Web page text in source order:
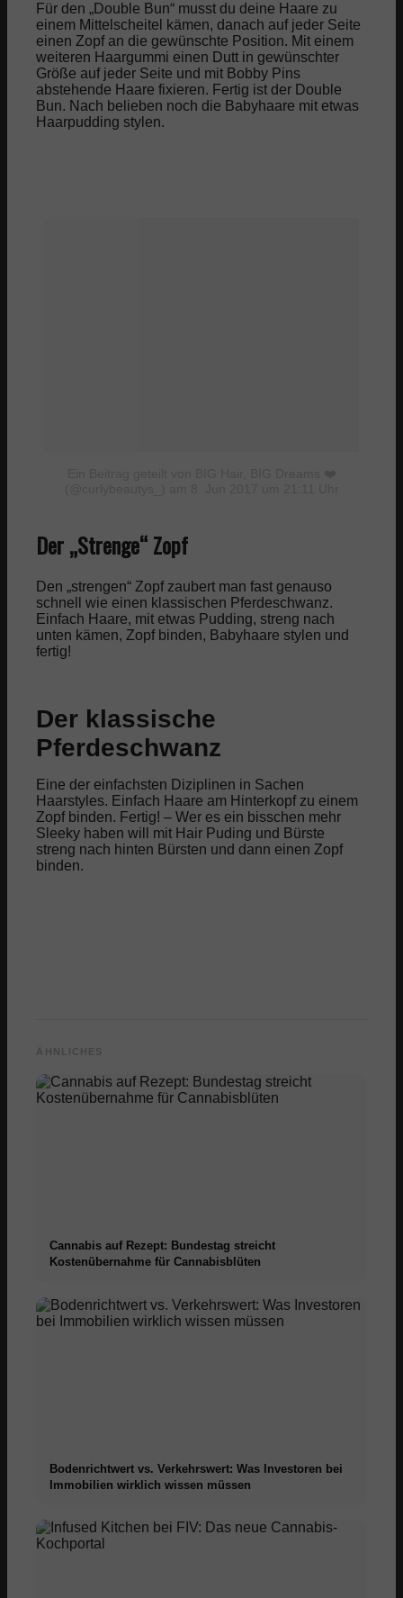
Für den „Double Bun“ musst du deine Haare zu
einem Mittelscheitel kämen, danach auf jeder Seite
einen Zopf an die gewünschte Position. Mit einem
weiteren Haargummi einen Dutt in gewünschter
Größe auf jeder Seite und mit Bobby Pins
abstehende Haare fixieren. Fertig ist der Double
Bun. Nach belieben noch die Babyhaare mit etwas
Haarpudding stylen.
Der „Strenge“ Zopf
Den „strengen“ Zopf zaubert man fast genauso
schnell wie einen klassischen Pferdeschwanz.
Einfach Haare, mit etwas Pudding, streng nach
unten kämen, Zopf binden, Babyhaare stylen und
fertig!
Der klassische
Pferdeschwanz
Eine der einfachsten Diziplinen in Sachen
Haarstyles. Einfach Haare am Hinterkopf zu einem
Zopf binden. Fertig! – Wer es ein bisschen mehr
Sleeky haben will mit Hair Puding und Bürste
streng nach hinten Bürsten und dann einen Zopf
binden.
ÄHNLICHES
Cannabis auf Rezept: Bundestag streicht
Kostenübernahme für Cannabisblüten
Bodenrichtwert vs. Verkehrswert: Was Investoren bei
Immobilien wirklich wissen müssen